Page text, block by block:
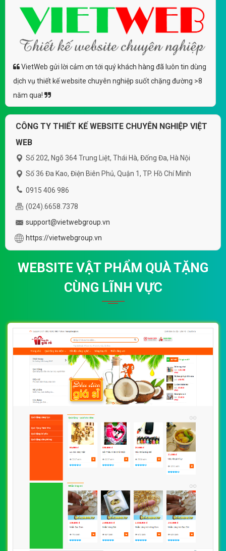
VietWeb gửi lời cảm ơn tới quý khách hàng đã luôn tin dùng
dịch vụ thiết kế website chuyên nghiệp suốt chặng đường >8
năm qua!
CÔNG TY THIẾT KẾ WEBSITE CHUYÊN NGHIỆP VIỆT
WEB
Số 202, Ngõ 364 Trung Liệt, Thái Hà, Đống Đa, Hà Nội
Số 36 Đa Kao, Điện Biên Phủ, Quận 1, TP. Hồ Chí Minh
0915 406 986
(024).6658.7378
support@vietwebgroup.vn
https://vietwebgroup.vn
WEBSITE VẬT PHẨM QUÀ TẶNG
CÙNG LĨNH VỰC